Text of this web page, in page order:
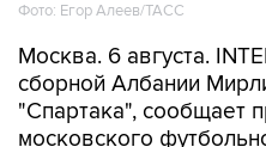
Фото: Егор Алеев/ТАСС
Москва. 6 августа.
сборной Албании
"Спартака", сообщает
московского